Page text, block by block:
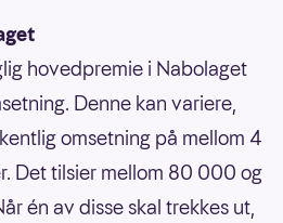
hovedpremie i Nabolaget
Denne kan variere,
omsetning på mellom 4
Det tilsier mellom 80 000 og
én av disse skal trekkes ut,